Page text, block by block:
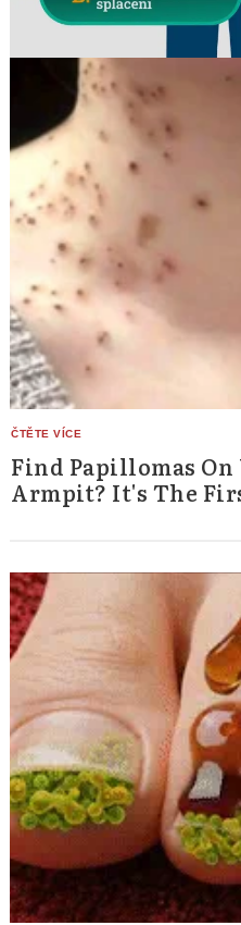
Find Papillomas On
Armpit? It's The